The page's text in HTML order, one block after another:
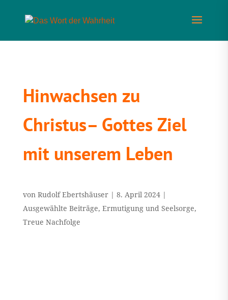
Hinwachsen zu
Christus– Gottes Ziel
mit unserem Leben
von Rudolf Ebertshäuser| 8. April 2024|
Ausgewählte Beiträge, Ermutigung und Seelsorge,
Treue Nachfolge